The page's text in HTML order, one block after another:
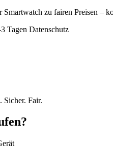
zu fairen Preisen –
Tagen Datenschutz
Sicher. Fair.